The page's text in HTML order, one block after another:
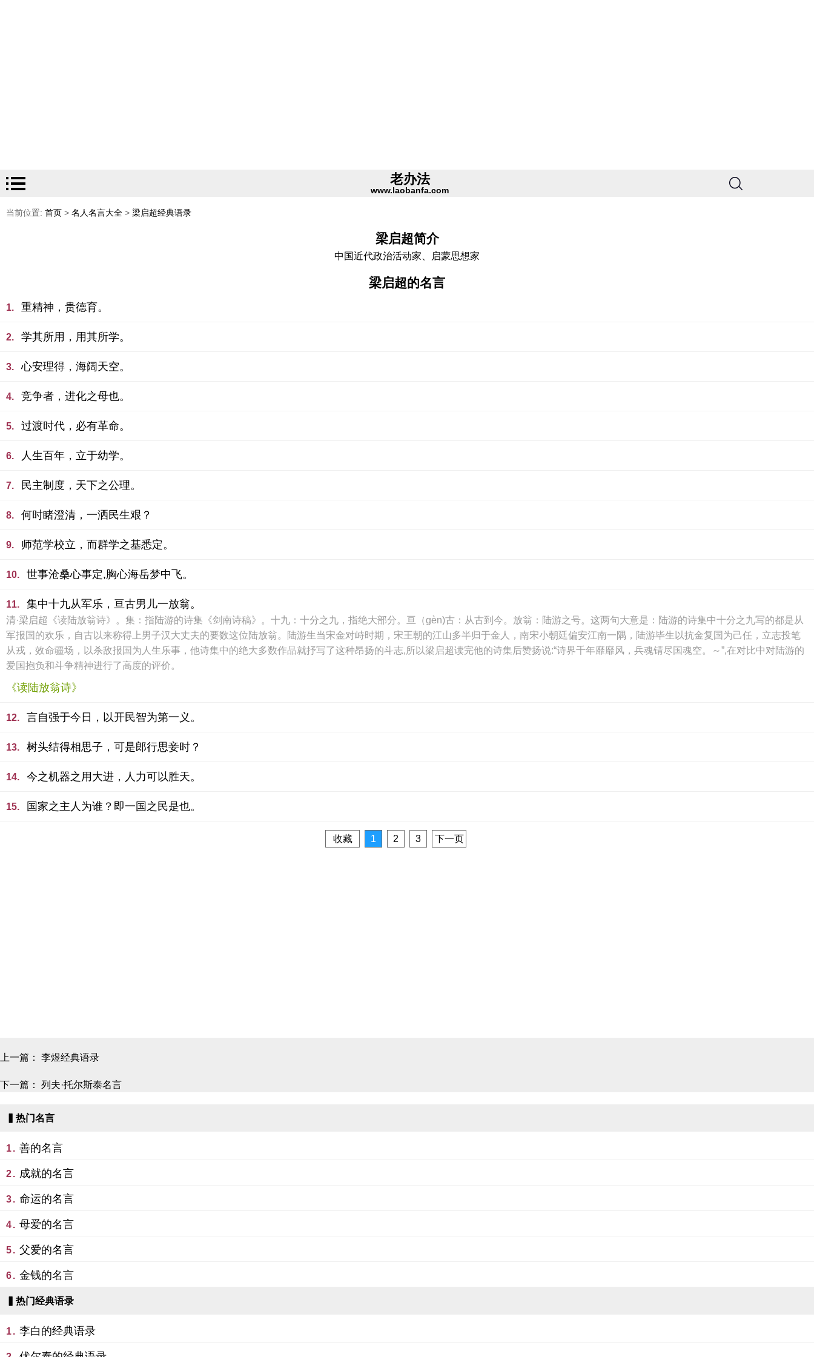
老办法
www.laobanfa.com
当前位置: 首页 > 名人名言大全 > 梁启超经典语录
梁启超简介
中国近代政治活动家、启蒙思想家
梁启超的名言
1. 重精神，贵德育。
2. 学其所用，用其所学。
3. 心安理得，海阔天空。
4. 竞争者，进化之母也。
5. 过渡时代，必有革命。
6. 人生百年，立于幼学。
7. 民主制度，天下之公理。
8. 何时睹澄清，一洒民生艰？
9. 师范学校立，而群学之基悉定。
10. 世事沧桑心事定,胸心海岳梦中飞。
11. 集中十九从军乐，亘古男儿一放翁。
清·梁启超《读陆放翁诗》。集：指陆游的诗集《剑南诗稿》。十九：十分之九，指绝大部分。亘（gèn)古：从古到今。放翁：陆游之号。这两句大意是：陆游的诗集中十分之九写的都是从
军报国的欢乐，自古以来称得上男子汉大丈夫的要数这位陆放翁。陆游生当宋金对峙时期，宋王朝的江山多半归于金人，南宋小朝廷偏安江南一隅，陆游毕生以抗金复国为己任，立志投笔
从戎，效命疆场，以杀敌报国为人生乐事，他诗集中的绝大多数作品就抒写了这种昂扬的斗志,所以梁启超读完他的诗集后赞扬说:“诗界千年靡靡风，兵魂锖尽国魂空。～”,在对比中对陆游的
爱国抱负和斗争精神进行了高度的评价。
《读陆放翁诗》
12. 言自强于今日，以开民智为第一义。
13. 树头结得相思子，可是郎行思妾时？
14. 今之机器之用大进，人力可以胜天。
15. 国家之主人为谁？即一国之民是也。
收藏 1 2 3 下一页
上一篇： 李煜经典语录
下一篇： 列夫·托尔斯泰名言
▍热门名言
1. 善的名言
2. 成就的名言
3. 命运的名言
4. 母爱的名言
5. 父爱的名言
6. 金钱的名言
▍热门经典语录
1. 李白的经典语录